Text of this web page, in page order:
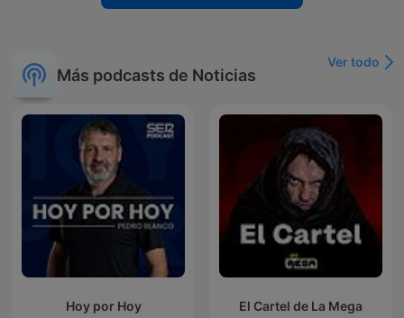
Más podcasts de Noticias
Ver todo
Hoy por Hoy El Cartel de La Mega